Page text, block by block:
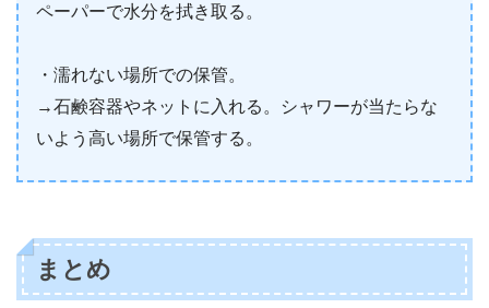
ペーパーで水分を拭き取る。
・濡れない場所での保管。
→石鹸容器やネットに入れる。シャワーが当たらな
いよう高い場所で保管する。
まとめ